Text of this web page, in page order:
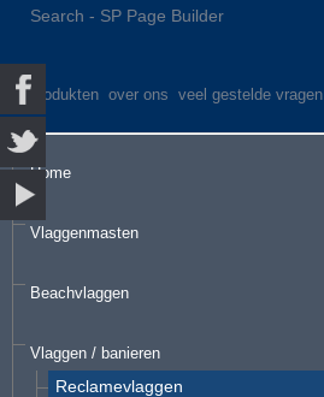
Search - SP Page Builder
produkten over ons veel gestelde vragen
Home
Vlaggenmasten
Beachvlaggen
Vlaggen / banieren
Reclamevlaggen